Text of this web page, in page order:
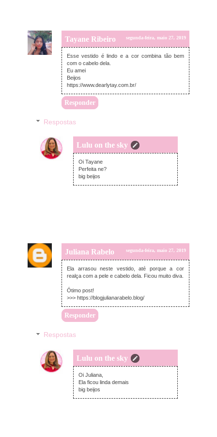
Tayane Ribeiro segunda-feira, maio 27, 2019
Esse vestido é lindo e a cor combina tão bem
com o cabelo dela.
Eu amei
Beijos
https://www.dearlytay.com.br/
Responder
Respostas
Lulu on the sky
domingo, junho 16, 2019
Oi Tayane
Perfeita ne?
big beijos
Juliana Rabelo segunda-feira, maio 27, 2019
Ela arrasou neste vestido, até porque a cor
realça com a pele e cabelo dela. Ficou muito diva.
Ótimo post!
>>> https://blogjulianarabelo.blog/
Responder
Respostas
Lulu on the sky
domingo, junho 16, 2019
Oi Juliana,
Ela ficou linda demais
big beijos